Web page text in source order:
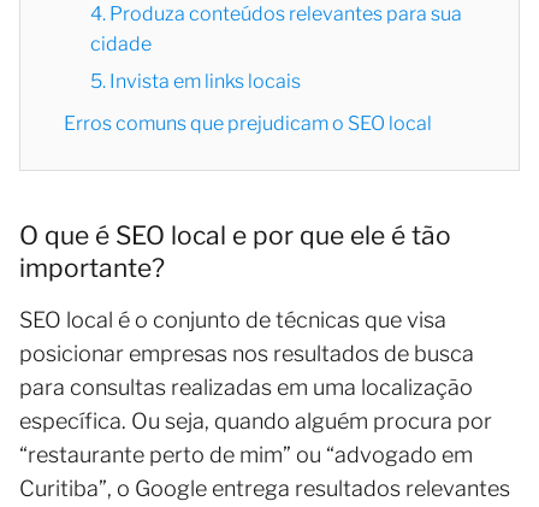
4. Produza conteúdos relevantes para sua
cidade
5. Invista em links locais
Erros comuns que prejudicam o SEO local
O que é SEO local e por que ele é tão
importante?
SEO local é o conjunto de técnicas que visa
posicionar empresas nos resultados de busca
para consultas realizadas em uma localização
específica. Ou seja, quando alguém procura por
“restaurante perto de mim” ou “advogado em
Curitiba”, o Google entrega resultados relevantes